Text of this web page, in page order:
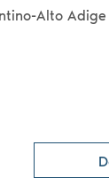
Alto